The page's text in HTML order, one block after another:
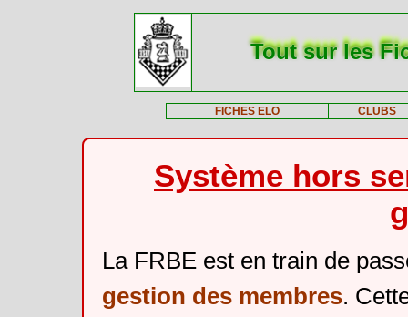
Tout sur les
FICHES ELO CLUBS
Système hors
La FRBE est en train de
gestion des membres.